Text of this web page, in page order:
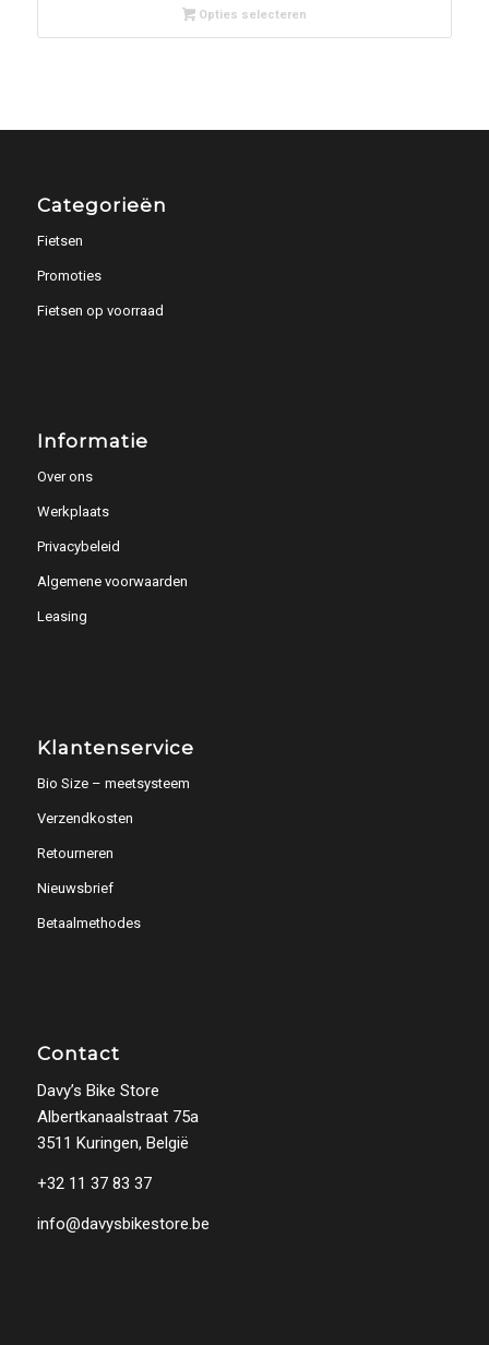
Opties selecteren
Categorieën
Fietsen
Promoties
Fietsen op voorraad
Informatie
Over ons
Werkplaats
Privacybeleid
Algemene voorwaarden
Leasing
Klantenservice
Bio Size – meetsysteem
Verzendkosten
Retourneren
Nieuwsbrief
Betaalmethodes
Contact
Davy’s Bike Store
Albertkanaalstraat 75a
3511 Kuringen, België
+32 11 37 83 37
info@davysbikestore.be